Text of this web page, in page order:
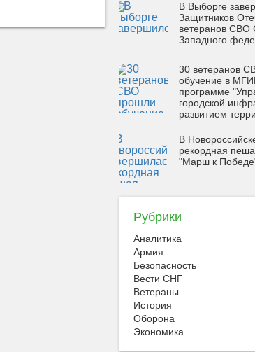
В Выборге
Защитников
ветеранов СВО
Западного
30 ветеранов
обучение в
программе
городской
развитием
В
рекордная
"Марш к
Рубрики
Аналитика
Армия
Безопасность
Вести СНГ
Ветераны
История
Оборона
Экономика